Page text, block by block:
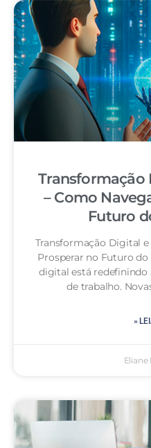
Transformação
– Como
Futuro
Transformação Digital
Prosperar no Futuro
digital está redefinindo
de trabalho.
»
Eliane